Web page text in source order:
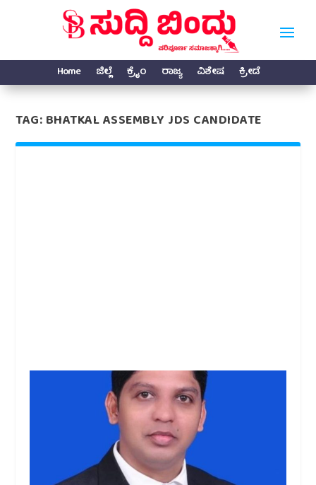
Home ಜಿಲ್ಲೆ ಕ್ರೈಂ ರಾಜ್ಯ ವಿಶೇಷ ಕ್ರೀಡೆ
TAG:BHATKAL ASSEMBLY JDS CANDIDATE